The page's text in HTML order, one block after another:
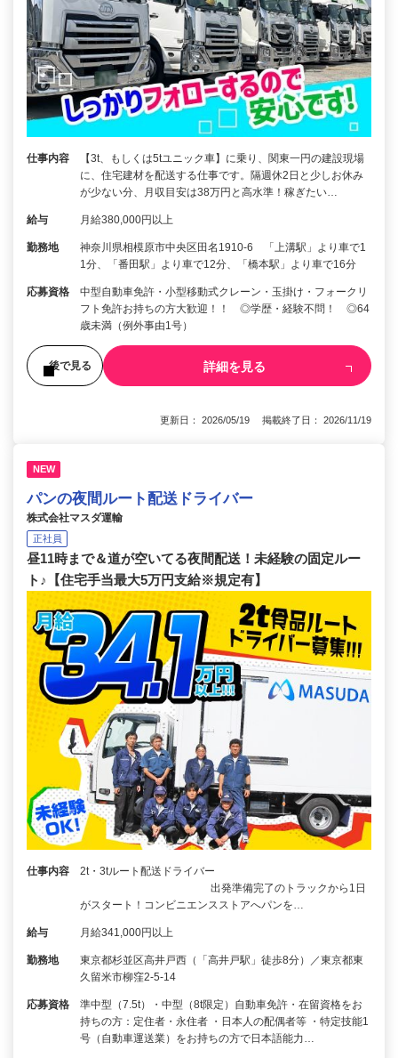
仕事内容
【3t、もしくは5tユニック車】に乗り、関東一円の建設現場
に、住宅建材を配送する仕事です。隔週休2日と少しお休み
が少ない分、月収目安は38万円と高水準！稼ぎたい…
給与 月給380,000円以上
勤務地
神奈川県相模原市中央区田名1910-6 「上溝駅」より車で1
1分、「番田駅」より車で12分、「橋本駅」より車で16分
応募資格
中型自動車免許・小型移動式クレーン・玉掛け・フォークリ
フト免許お持ちの方大歓迎！！ ◎学歴・経験不問！ ◎64
歳未満（例外事由1号）
後で見る 詳細を見る
更新日： 2026/05/19 掲載終了日： 2026/11/19
NEW
パンの夜間ルート配送ドライバー
株式会社マスダ運輸
正社員
昼11時まで＆道が空いてる夜間配送！未経験の固定ルー
ト♪【住宅手当最大5万円支給※規定有】
仕事内容
2t・3tルート配送ドライバー
出発準備完了のトラックから1日
がスタート！コンビニエンスストアへパンを…
給与 月給341,000円以上
勤務地
東京都杉並区高井戸西（「高井戸駅」徒歩8分）／東京都東
久留米市柳窪2-5-14
応募資格
準中型（7.5t）・中型（8t限定）自動車免許・在留資格をお
持ちの方：定住者・永住者 ・日本人の配偶者等 ・特定技能1
号（自動車運送業）をお持ちの方で日本語能力…